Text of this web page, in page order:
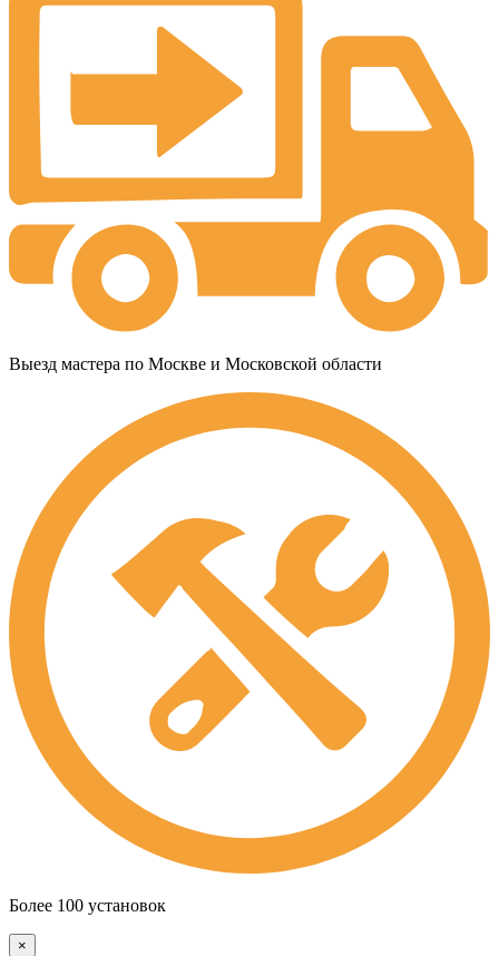
Выезд мастера по Москве и Московской области
Более 100 установок
×